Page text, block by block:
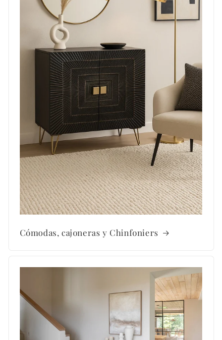
Cómodas, cajoneras y Chinfoniers